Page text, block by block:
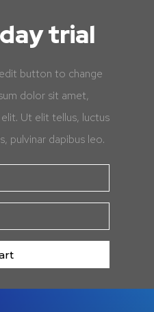
trial
button to change
dolor sit amet,
Ut elit tellus, luctus
pulvinar dapibus leo.